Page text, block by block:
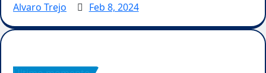
Alvaro Trejo
Feb 8, 2024